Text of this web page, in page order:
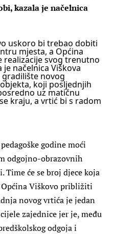
kazala je načelnica
uskoro bi trebao dobiti
mjesta, a Općina
realizacije svog trenutno
načelnica Viškova
gradilište novog
koji posljednjih
uz matičnu
kraju, a vrtić bi s radom
godine moći
odgojno-obrazovnih
Time će se broj djece koja
Viškovo približiti
novog vrtića je jedan
zajednice jer je, među
odgoja i